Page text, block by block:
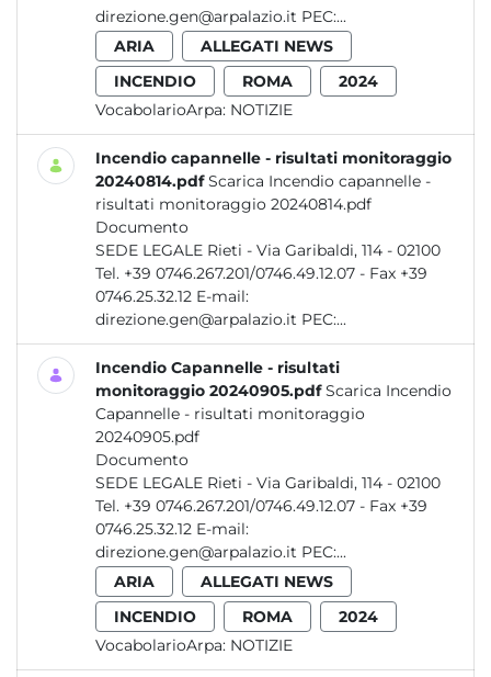
direzione.gen@arpalazio.it PEC:...
ARIA
ALLEGATI NEWS
INCENDIO
ROMA
2024
VocabolarioArpa: NOTIZIE
Incendio capannelle - risultati monitoraggio
20240814.pdf Scarica Incendio capannelle -
risultati monitoraggio 20240814.pdf
Documento
SEDE LEGALE Rieti - Via Garibaldi, 114 - 02100
Tel. +39 0746.267.201/0746.49.12.07 - Fax +39
0746.25.32.12 E-mail:
direzione.gen@arpalazio.it PEC:...
Incendio Capannelle - risultati
monitoraggio 20240905.pdf Scarica Incendio
Capannelle - risultati monitoraggio
20240905.pdf
Documento
SEDE LEGALE Rieti - Via Garibaldi, 114 - 02100
Tel. +39 0746.267.201/0746.49.12.07 - Fax +39
0746.25.32.12 E-mail:
direzione.gen@arpalazio.it PEC:...
ARIA
ALLEGATI NEWS
INCENDIO
ROMA
2024
VocabolarioArpa: NOTIZIE